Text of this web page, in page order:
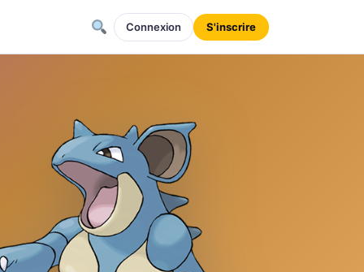
Connexion S'inscrire